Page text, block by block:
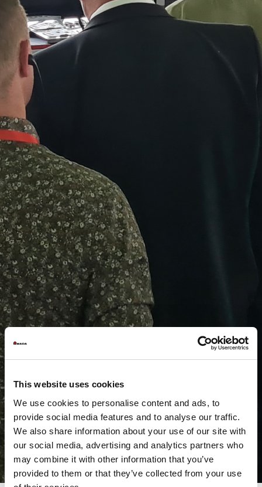
This website uses cookies
We use cookies to personalise content and ads, to
provide social media features and to analyse our traffic.
We also share information about your use of our site with
our social media, advertising and analytics partners who
may combine it with other information that you’ve
provided to them or that they’ve collected from your use